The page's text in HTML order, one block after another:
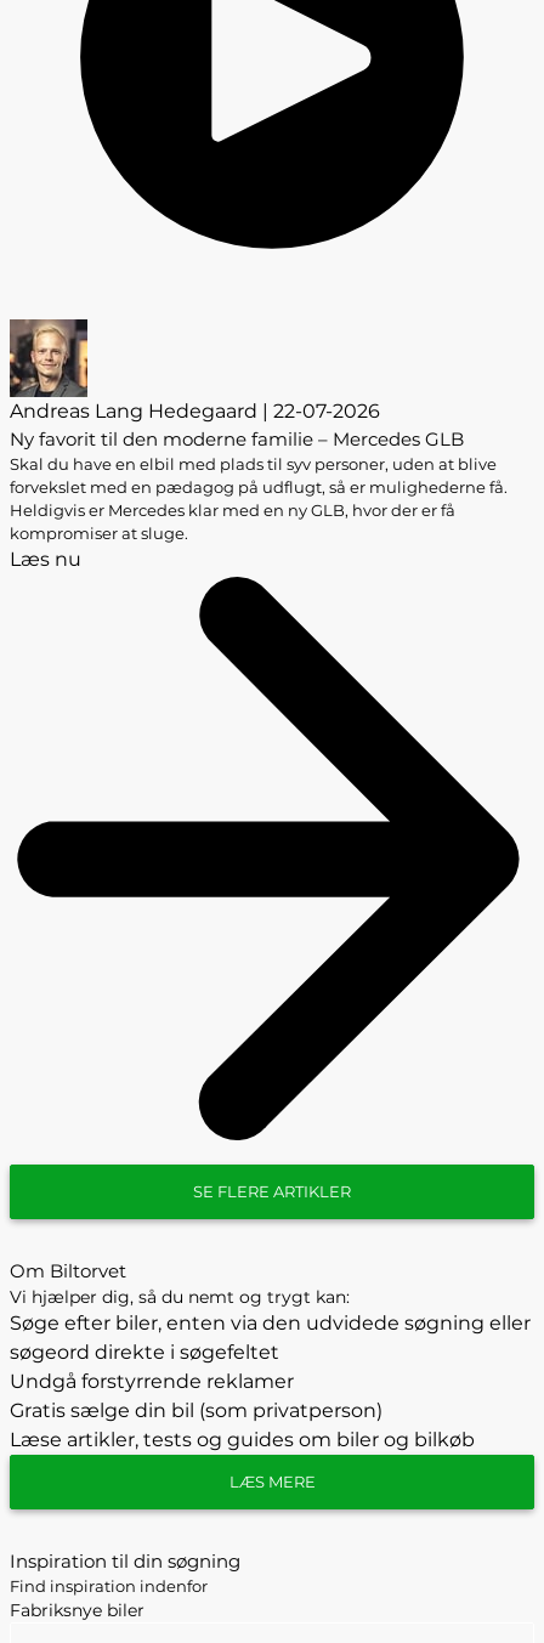
Andreas Lang Hedegaard | 22-07-2026
Ny favorit til den moderne familie – Mercedes GLB
Skal du have en elbil med plads til syv personer, uden at blive
forvekslet med en pædagog på udflugt, så er mulighederne få.
Heldigvis er Mercedes klar med en ny GLB, hvor der er få
kompromiser at sluge.
Læs nu
SE FLERE ARTIKLER
Om Biltorvet
Vi hjælper dig, så du nemt og trygt kan:
Søge efter biler, enten via den udvidede søgning eller
søgeord direkte i søgefeltet
Undgå forstyrrende reklamer
Gratis sælge din bil (som privatperson)
Læse artikler, tests og guides om biler og bilkøb
LÆS MERE
Inspiration til din søgning
Find inspiration indenfor
Fabriksnye biler